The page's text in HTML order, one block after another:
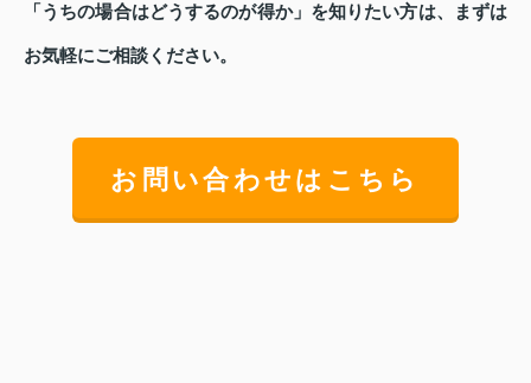
「うちの場合はどうするのが得か」を知りたい方は、まずは
お気軽にご相談ください。
お問い合わせはこちら